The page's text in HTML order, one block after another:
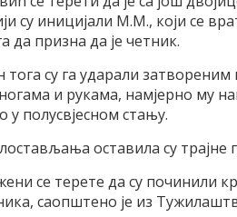
су иницијали М.М., који се
да призна да је четник.
тога су га ударали
и рукама, намјерно му
у полусвјесном стању.
оставила су
се терете да су починили
саопштено је из